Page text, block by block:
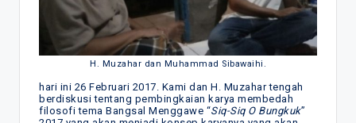
H. Muzahar dan Muhammad Sibawaihi.
hari ini 26 Februari 2017. Kami dan H. Muzahar tengah
berdiskusi tentang pembingkaian karya membedah
filosofi tema Bangsal Menggawe “Siq-Siq O Bungkuk”